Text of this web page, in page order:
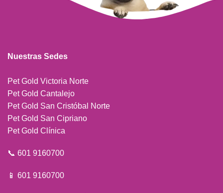
Nuestras Sedes
Pet Gold Victoria Norte
Pet Gold Cantalejo
Pet Gold San Cristóbal Norte
Pet Gold San Cipriano
Pet Gold Clínica
📞 601 9160700
📱 601 9160700